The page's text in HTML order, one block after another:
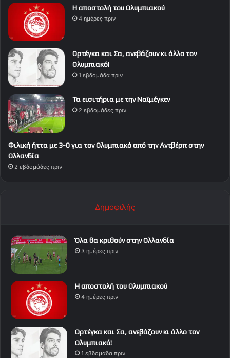
Η αποστολή του Ολυμπιακού
4 ημέρες πριν
Ορτέγκα και Σα, ανεβάζουν κι άλλο τον
Ολυμπιακό!
1 εβδομάδα πριν
Τα εισιτήρια με την Ναϊμέγκεν
2 εβδομάδες πριν
Φιλική ήττα με 3-0 για τον Ολυμπιακό από την Αντβέρπ στην
Ολλανδία
2 εβδομάδες πριν
Δημοφιλής
Όλα θα κριθούν στην Ολλανδία
3 ημέρες πριν
Η αποστολή του Ολυμπιακού
4 ημέρες πριν
Ορτέγκα και Σα, ανεβάζουν κι άλλο τον
Ολυμπιακό!
1 εβδομάδα πριν